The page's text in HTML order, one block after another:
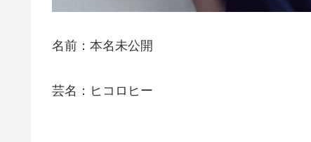
名前：本名未公開
芸名：ヒコロヒー